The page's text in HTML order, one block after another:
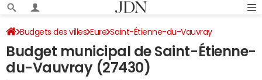
Budgets des villes Eure Saint-Étienne-du-Vauvray
Budget 2024
Budget municipal de Saint-Étienne-
du-Vauvray (27430)